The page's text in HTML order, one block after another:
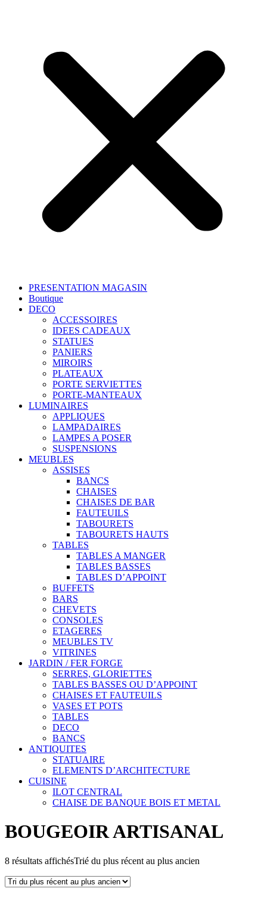
PRESENTATION MAGASIN
Boutique
DECO
ACCESSOIRES
IDEES CADEAUX
STATUES
PANIERS
MIROIRS
PLATEAUX
PORTE SERVIETTES
PORTE-MANTEAUX
LUMINAIRES
APPLIQUES
LAMPADAIRES
LAMPES A POSER
SUSPENSIONS
MEUBLES
ASSISES
BANCS
CHAISES
CHAISES DE BAR
FAUTEUILS
TABOURETS
TABOURETS HAUTS
TABLES
TABLES A MANGER
TABLES BASSES
TABLES D’APPOINT
BUFFETS
BARS
CHEVETS
CONSOLES
ETAGERES
MEUBLES TV
VITRINES
JARDIN / FER FORGE
SERRES, GLORIETTES
TABLES BASSES OU D’APPOINT
CHAISES ET FAUTEUILS
VASES ET POTS
TABLES
DECO
BANCS
ANTIQUITES
STATUAIRE
ELEMENTS D’ARCHITECTURE
CUISINE
ILOT CENTRAL
CHAISE DE BANQUE BOIS ET METAL
BOUGEOIR ARTISANAL
8 résultats affichésTrié du plus récent au plus ancien